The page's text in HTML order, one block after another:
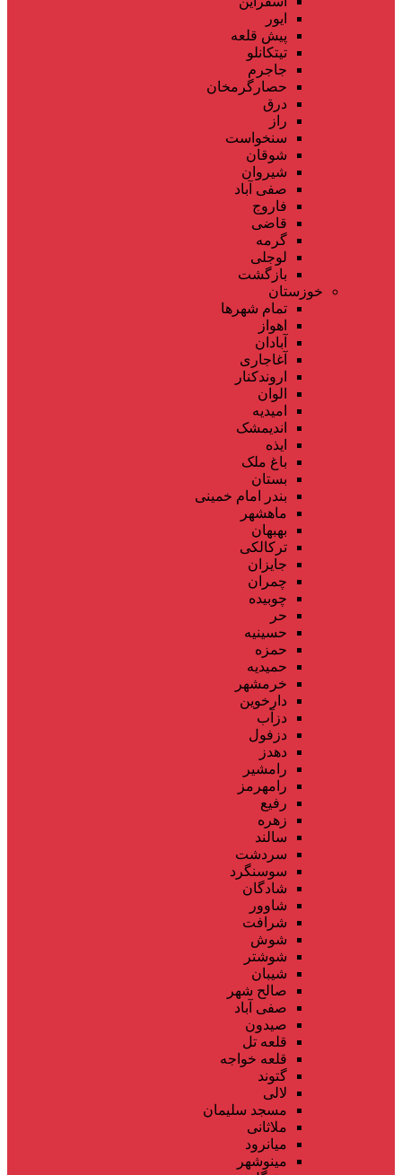
ایور
پیش قلعه
تیتکانلو
جاجرم
حصارگرمخان
درق
راز
سنخواست
شوقان
شیروان
صفی آباد
فاروج
قاضی
گرمه
لوجلی
بازگشت
خوزستان
تمام شهر‌ها
اهواز
آبادان
آغاجاری
اروندکنار
الوان
امیدیه
اندیمشک
ایذه
باغ ملک
بستان
بندر امام خمینی
ماهشهر
بهبهان
ترکالکی
جایزان
چمران
چوبیده
حر
حسینیه
حمزه
حمیدیه
خرمشهر
دارخوین
دزآب
دزفول
دهدز
رامشیر
رامهرمز
رفیع
زهره
سالند
سردشت
سوسنگرد
شادگان
شاوور
شرافت
شوش
شوشتر
شیبان
صالح شهر
صفی آباد
صیدون
قلعه تل
قلعه خواجه
گتوند
لالی
مسجد سلیمان
ملاثانی
میانرود
مینوشهر